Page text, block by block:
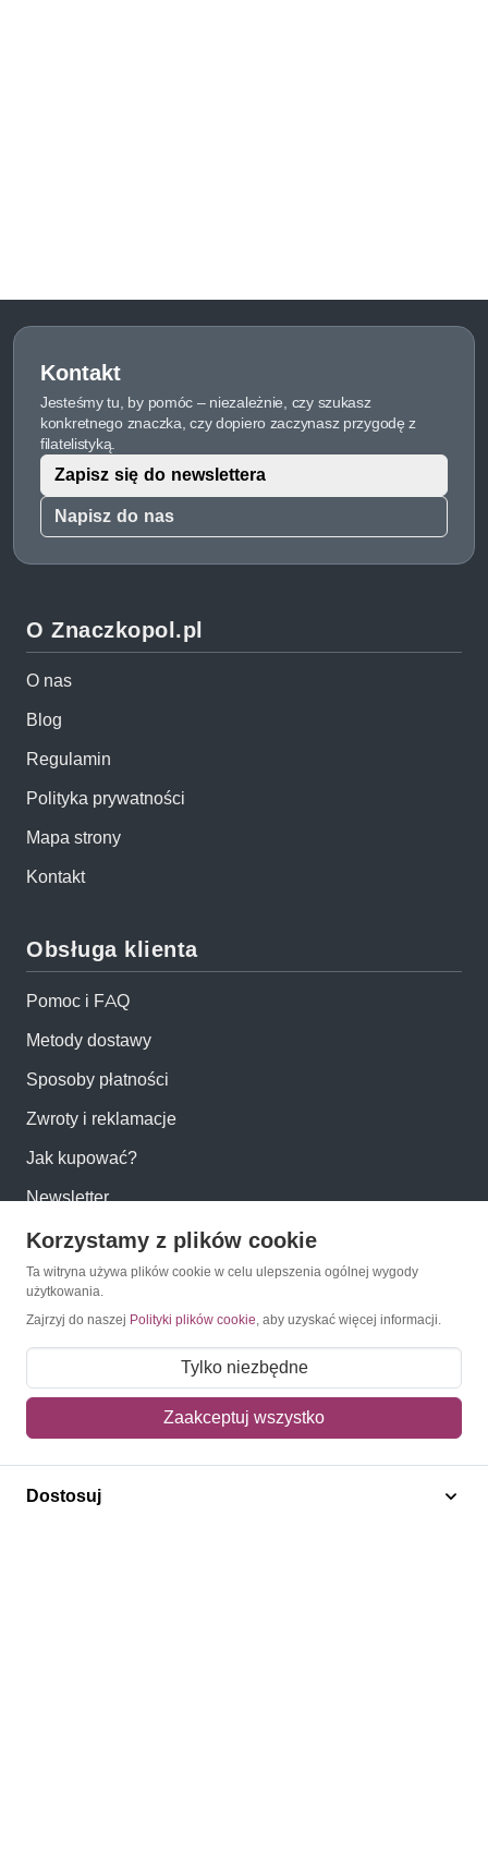
Kontakt
Jesteśmy tu, by pomóc – niezależnie, czy szukasz
konkretnego znaczka, czy dopiero zaczynasz przygodę z
filatelistyką.
Napisz do nas
Zapisz się do newslettera
O Znaczkopol.pl
O nas
Blog
Regulamin
Polityka prywatności
Mapa strony
Kontakt
Obsługa klienta
Pomoc i FAQ
Metody dostawy
Sposoby płatności
Zwroty i reklamacje
Jak kupować?
Newsletter
Konto
Moje konto
Mój koszyk
Adres dostawy
Polecamy
Korzystamy z plików cookie
Ta witryna używa plików cookie w celu ulepszenia ogólnej wygody
użytkowania.
Zajrzyj do naszej Polityki plików cookie, aby uzyskać więcej informacji.
Tylko niezbędne
Zaakceptuj wszystko
Dostosuj